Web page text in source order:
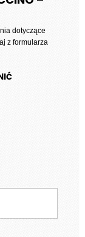
dotyczące
z formularza